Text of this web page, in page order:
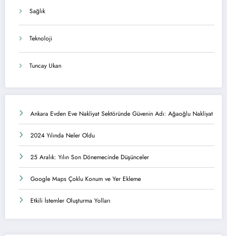
Sağlık
Teknoloji
Tuncay Ukan
Ankara Evden Eve Nakliyat Sektöründe Güvenin Adı: Ağaoğlu Nakliyat
2024 Yılında Neler Oldu
25 Aralık: Yılın Son Dönemecinde Düşünceler
Google Maps Çoklu Konum ve Yer Ekleme
Etkili İstemler Oluşturma Yolları